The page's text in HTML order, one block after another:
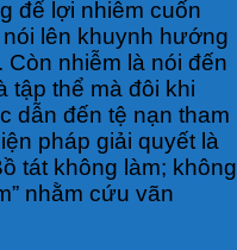
để lợi nhiễm cuốn
lên khuynh hướng
nhiễm là nói đến
tập thể mà đôi khi
dẫn đến tệ nạn tham
pháp giải quyết là
tát không làm; không
nhằm cứu vãn